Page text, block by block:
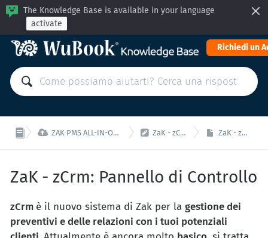
The Knowledge Base is available in your language
activate
Richiedi un
 ZAK PMS ALL-IN-ONE: Gestisci la tua struttura da un'unica interfaccia!  ZaK - zCrm: Generatore di preventivi ZaK - zCrm: Pannello di Controllo
ZaK - zCrm: Pannello di Controllo
zCrm è il nuovo sistema di Zak per la gestione dei
preventivi e delle relazioni con i tuoi potenziali